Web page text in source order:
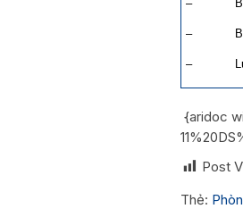
– Ban
– Ban
– Lưu:
{aridoc
Post
Thẻ: